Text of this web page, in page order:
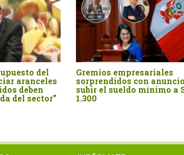
anuncios de
Fujimori
Marco Vinelli
como titular del